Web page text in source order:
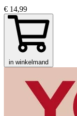
€ 14,99
in winkelmand